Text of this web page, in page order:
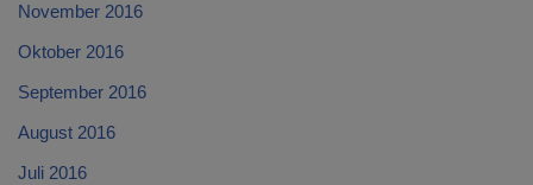
November 2016
Oktober 2016
September 2016
August 2016
Juli 2016